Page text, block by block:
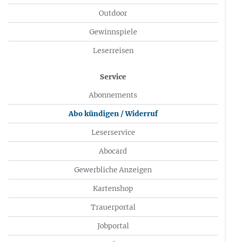
Outdoor
Gewinnspiele
Leserreisen
Service
Abonnements
Abo kündigen / Widerruf
Leserservice
Abocard
Gewerbliche Anzeigen
Kartenshop
Trauerportal
Jobportal